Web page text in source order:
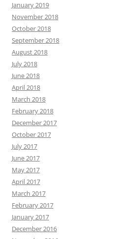
January 2019
November 2018
October 2018
September 2018
August 2018
July 2018
June 2018
April 2018
March 2018
February 2018
December 2017
October 2017
July 2017
June 2017
May 2017
April 2017
March 2017
February 2017
January 2017
December 2016